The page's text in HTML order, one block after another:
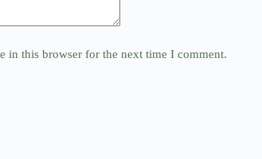
in this browser for the next time I comment.